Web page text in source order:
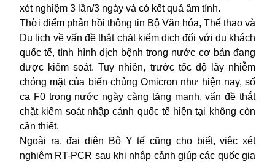
xét nghiệm 3 lần/3 ngày và có kết quả âm tính.
Thời điểm phản hồi thông tin Bộ Văn hóa, Thể thao và
Du lịch về vấn đề thắt chặt kiểm dịch đối với du khách
quốc tế, tình hình dịch bệnh trong nước cơ bản đang
được kiểm soát. Tuy nhiên, trước tốc độ lây nhiễm
chóng mặt của biến chủng Omicron như hiện nay, số
ca F0 trong nước ngày càng tăng mạnh, vấn đề thắt
chặt kiểm soát nhập cảnh quốc tế hiện tại không còn
cần thiết.
Ngoài ra, đại diện Bộ Y tế cũng cho biết, việc xét
nghiệm RT-PCR sau khi nhập cảnh giúp các quốc gia